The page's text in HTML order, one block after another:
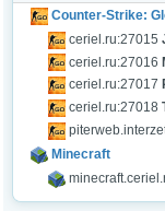
Counter-Strike:
ceriel.ru:27015
ceriel.ru:27016
ceriel.ru:27017
ceriel.ru:27018
Minecraft